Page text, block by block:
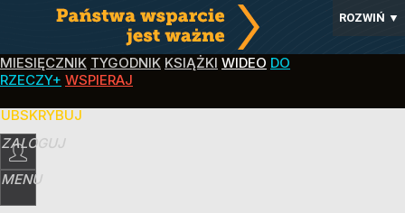
ROZWIŃ ▼
MIESIĘCZNIK TYGODNIK KSIĄŻKI WIDEO DO
RZECZY+ WSPIERAJ
ZALOGUJ
MENU